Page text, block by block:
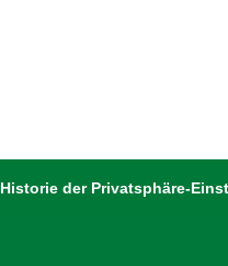
Historie der Privatsphäre-